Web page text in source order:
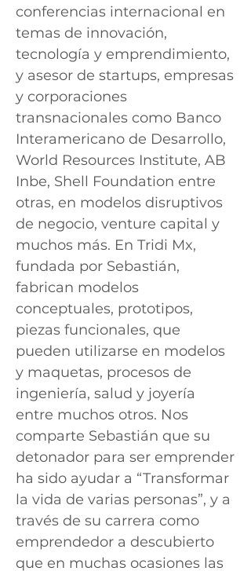
conferencias internacional en
temas de innovación,
tecnología y emprendimiento,
y asesor de startups, empresas
y corporaciones
transnacionales como Banco
Interamericano de Desarrollo,
World Resources Institute, AB
Inbe, Shell Foundation entre
otras, en modelos disruptivos
de negocio, venture capital y
muchos más. En Tridi Mx,
fundada por Sebastián,
fabrican modelos
conceptuales, prototipos,
piezas funcionales, que
pueden utilizarse en modelos
y maquetas, procesos de
ingeniería, salud y joyería
entre muchos otros. Nos
comparte Sebastián que su
detonador para ser emprender
ha sido ayudar a “Transformar
la vida de varias personas”, y a
través de su carrera como
emprendedor a descubierto
que en muchas ocasiones las